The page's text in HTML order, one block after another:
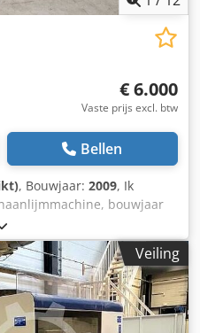
€ 6.000
Vaste prijs excl. btw
Bellen
, Bouwjaar: 2009, Ik
bouwjaar
EVA lijm Afkortzagen
radiusfrezen
voor andere
operationeel. Dkodpjt
documentatie.
Veiling